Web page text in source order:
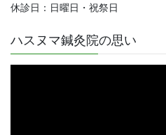
休診日：日曜日・祝祭日
ハスヌマ鍼灸院の思い